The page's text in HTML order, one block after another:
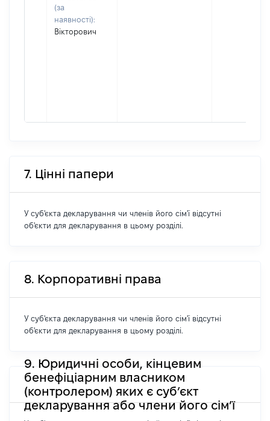
(за
наявності):
Вікторович
7. Цінні папери
У суб'єкта декларування чи членів його сім'ї відсутні
об'єкти для декларування в цьому розділі.
8. Корпоративні права
У суб'єкта декларування чи членів його сім'ї відсутні
об'єкти для декларування в цьому розділі.
9. Юридичні особи, кінцевим
бенефіціарним власником
(контролером) яких є суб’єкт
декларування або члени його сім’ї